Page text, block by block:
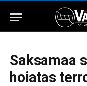
Saksamaa
hoiatas